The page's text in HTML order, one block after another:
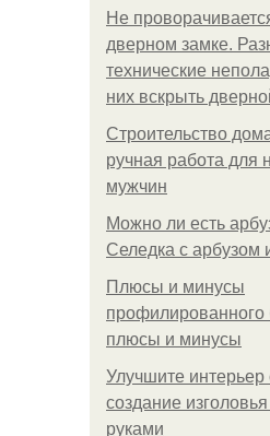
Не
дверном замке.
технические
них вскрыть
Строительство
ручная работа для
мужчин
Можно ли есть
Селедка с арбузом
Плюсы и минусы
профилированного
плюсы и минусы
Улучшите интерьер
создание
руками